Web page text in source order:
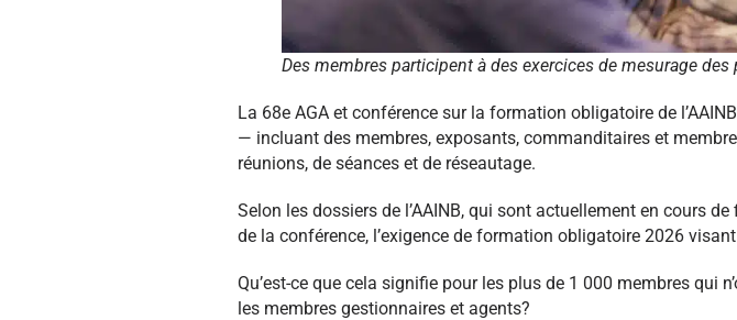
Des membres participent à des exercices de mesurage
La 68e AGA et conférence sur la formation obligatoire de
— incluant des membres, exposants, commanditaires et
réunions, de séances et de réseautage.
Selon les dossiers de l’AAINB, qui sont actuellement en cours
de la conférence, l’exigence de formation obligatoire 2026
Qu’est-ce que cela signifie pour les plus de 1 000 membres qui
les membres gestionnaires et agents?